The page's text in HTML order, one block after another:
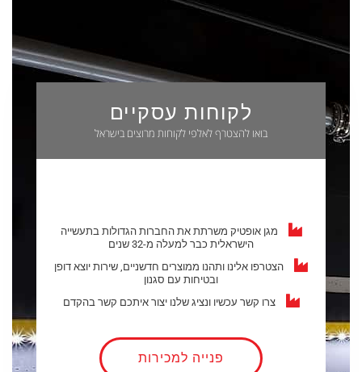
לקוחות עסקיים
בואו להצטרף לאלפי לקוחות מרוצים בישראל
מגן אופטיק משרתת את החברות הגדולות בתעשייה
הישראלית כבר למעלה מ-32 שנים
הצטרפו אלינו ותהנו ממוצרים חדשניים, שירות יוצא דופן
ובטיחות עם סגנון
צרו קשר עכשיו ונציג שלנו יצור איתכם קשר בהקדם
פנייה למכירות